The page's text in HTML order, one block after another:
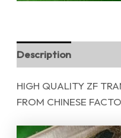
Description
HIGH QUALITY ZF
FROM CHINESE